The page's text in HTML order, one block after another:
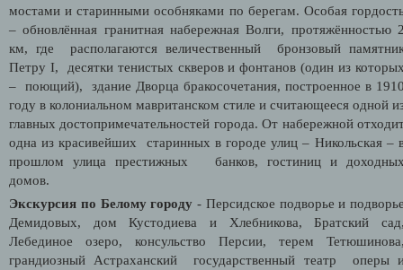
мостами и старинными особняками по берегам. Особая
– обновлённая гранитная набережная Волги, протяжённостью
км, где располагаются величественный бронзовый
Петру I, десятки тенистых скверов и фонтанов (один из
– поющий), здание Дворца бракосочетания, построенное в
году в колониальном мавританском стиле и считающееся одной
главных достопримечательностей города. От набережной
одна из красивейших старинных в городе улиц – Никольская –
прошлом улица престижных банков, гостиниц и
домов.
Экскурсия по Белому городу - Персидское подворье и
Демидовых, дом Кустодиева и Хлебникова, Братский
Лебединое озеро, консульство Персии, терем
грандиозный Астраханский государственный театр оперы